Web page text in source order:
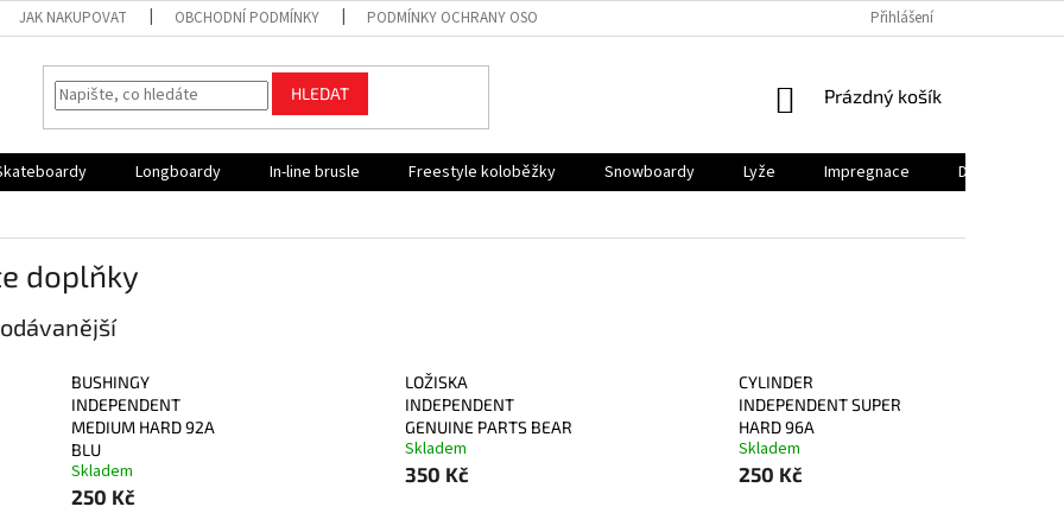
JAK NAKUPOVAT OBCHODNÍ PODMÍNKY PODMÍNKY OCHRANY OSOBNÍCH ÚDAJŮ REKLAMACE VRÁCENÍ A
Přihlášení
HLEDAT
NÁKUPNÍ
Prázdný košík
Longboardy In-line brusle Freestyle koloběžky Snowboardy Lyže Impregnace
Dárkový
doplňky
BUSHINGY
INDEPENDENT
MEDIUM HARD 92A
BLU
Skladem
250 Kč
LOŽISKA
INDEPENDENT
GENUINE PARTS BEAR
Skladem
350 Kč
CYLINDER
INDEPENDENT SUPER
HARD 96A
Skladem
250 Kč